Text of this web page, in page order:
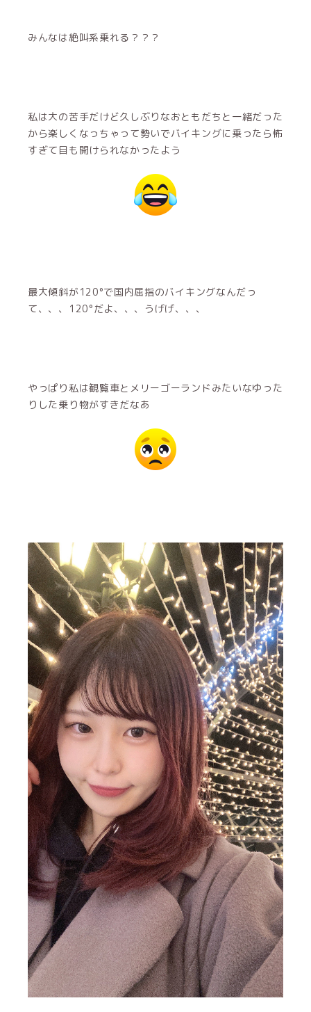
みんなは絶叫系乗れる？？？
私は大の苦手だけど久しぶりなおともだちと一緒だった
から楽しくなっちゃって勢いでバイキングに乗ったら怖
すぎて目も開けられなかったよう
最大傾斜が120°で国内屈指のバイキングなんだっ
て、、、120°だよ、、、うげげ、、、
やっぱり私は観覧車とメリーゴーランドみたいなゆった
りした乗り物がすきだなあ